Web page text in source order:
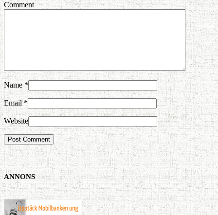
Comment
Name *
Email *
Website
ANNONS